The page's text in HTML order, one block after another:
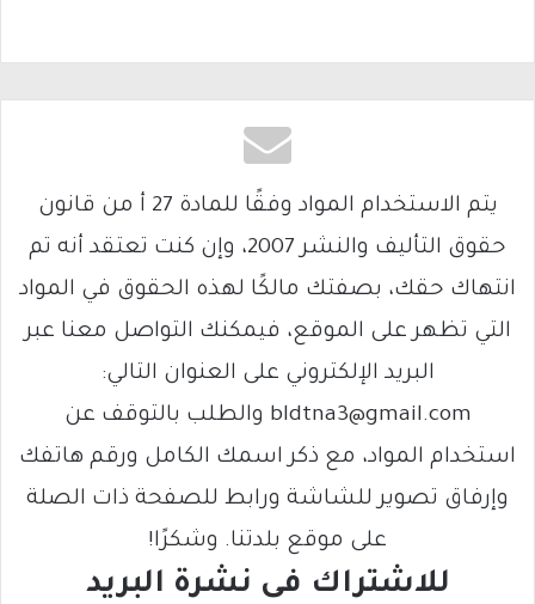
يتم الاستخدام المواد وفقًا للمادة 27 أ من قانون
حقوق التأليف والنشر 2007، وإن كنت تعتقد أنه تم
انتهاك حقك، بصفتك مالكًا لهذه الحقوق في المواد
التي تظهر على الموقع، فيمكنك التواصل معنا عبر
البريد الإلكتروني على العنوان التالي:
bldtna3@gmail.com والطلب بالتوقف عن
استخدام المواد، مع ذكر اسمك الكامل ورقم هاتفك
وإرفاق تصوير للشاشة ورابط للصفحة ذات الصلة
على موقع بلدتنا. وشكرًا!
للاشتراك فى نشرة البريد